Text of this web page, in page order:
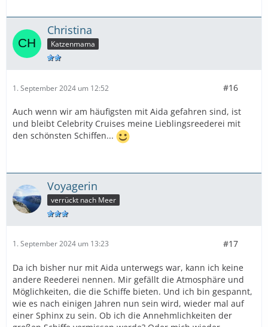
Christina
Katzenmama
1. September 2024 um 12:52 #16
Auch wenn wir am häufigsten mit Aida gefahren sind, ist
und bleibt Celebrity Cruises meine Lieblingsreederei mit
den schönsten Schiffen...
Voyagerin
verrückt nach Meer
1. September 2024 um 13:23 #17
Da ich bisher nur mit Aida unterwegs war, kann ich keine
andere Reederei nennen. Mir gefällt die Atmosphäre und
Möglichkeiten, die die Schiffe bieten. Und ich bin gespannt,
wie es nach einigen Jahren nun sein wird, wieder mal auf
einer Sphinx zu sein. Ob ich die Annehmlichkeiten der